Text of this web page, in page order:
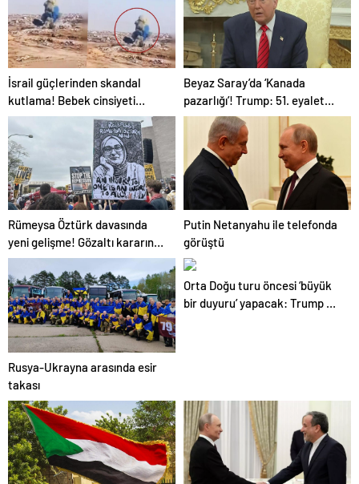
Gözler Temmuz Ayındaki
Karar Duruşmasına Çevrildi
İsrail güçlerinden skandal
kutlama! Bebek cinsiyeti
partisinde Gazze’de bina
patlatıldı
Beyaz Saray’da ‘Kanada
pazarlığı’! Trump: 51. eyalet
olmalı
Rümeysa Öztürk davasında
yeni gelişme! Gözaltı kararına
gerekçe sunamadılar
Putin Netanyahu ile telefonda
görüştü
Rusya-Ukrayna arasında esir
takası
Orta Doğu turu öncesi ‘büyük
bir duyuru’ yapacak: Trump ne